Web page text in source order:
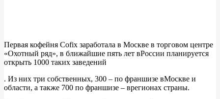
Первая кофейня Cofix заработала в Москве в торговом центре
«Охотный ряд», в ближайшие пять лет вРоссии планируется
открыть 1000 таких заведений
. Из них три собственных, 300 – по франшизе вМоскве и
области, а также 700 по франшизе – врегионах страны.